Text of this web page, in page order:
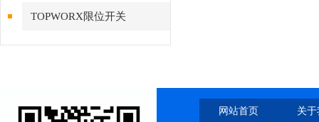
TOPWORX限位开关
网站首页 关